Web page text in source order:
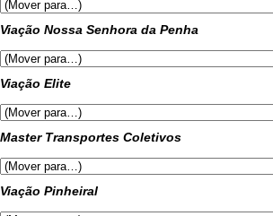
Viação Nossa Senhora da Penha
Viação Elite
Master Transportes Coletivos
Viação Pinheiral